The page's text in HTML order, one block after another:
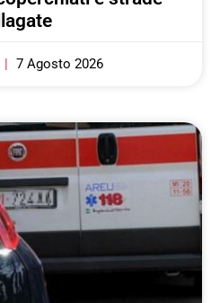
7 Agosto 2026